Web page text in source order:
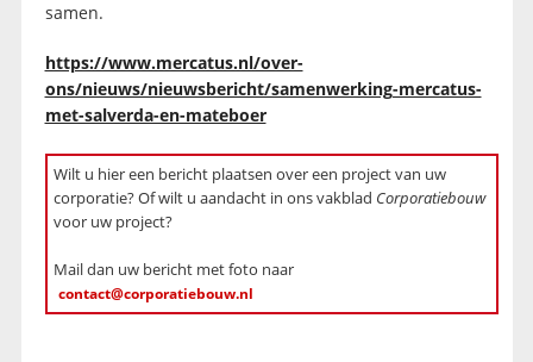
samen.
https://www.mercatus.nl/over-
ons/nieuws/nieuwsbericht/samenwerking-mercatus-
met-salverda-en-mateboer
Wilt u hier een bericht plaatsen over een project van uw
corporatie? Of wilt u aandacht in ons vakblad Corporatiebouw
voor uw project?
Mail dan uw bericht met foto naar
contact@corporatiebouw.nl